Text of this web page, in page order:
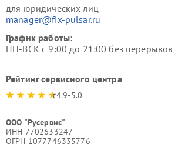
для юридических лиц
manager@fix-pulsar.ru
График работы:
ПН-ВСК с 9:00 до 21:00 без
Рейтинг сервисного центра
4.9-5.0
ООО "Русервис"
ИНН 7702633247
ОГРН 1077746335776